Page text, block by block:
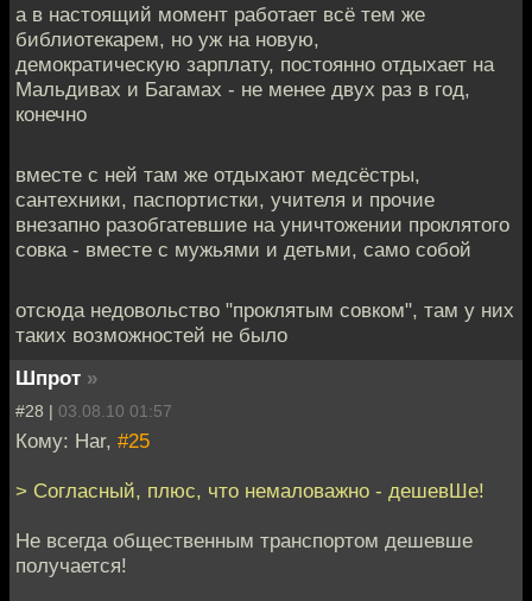
а в настоящий момент работает всё тем же
библиотекарем, но уж на новую,
демократическую зарплату, постоянно отдыхает на
Мальдивах и Багамах - не менее двух раз в год,
конечно
вместе с ней там же отдыхают медсёстры,
сантехники, паспортистки, учителя и прочие
внезапно разобгатевшие на уничтожении проклятого
совка - вместе с мужьями и детьми, само собой
отсюда недовольство "проклятым совком", там у них
таких возможностей не было
Шпрот »
#28 | 03.08.10 01:57
Кому: Har, #25
> Согласный, плюс, что немаловажно - дешевШе!
Не всегда общественным транспортом дешевше
получается!